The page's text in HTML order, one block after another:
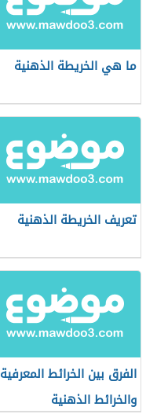
ما هي الخريطة الذهنية
تعريف الخريطة الذهنية
الفرق بين الخرائط المعرفية
والخرائط الذهنية